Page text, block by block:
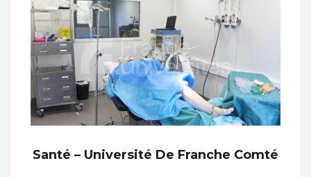
Santé – Université De Franche Comté